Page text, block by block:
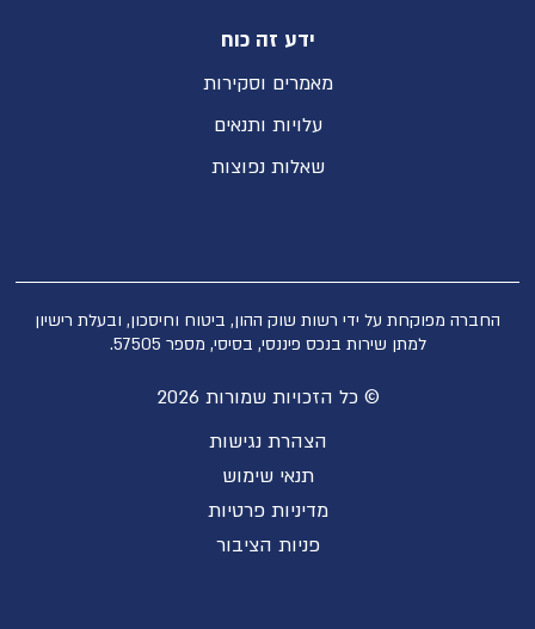
ידע זה כוח
מאמרים וסקירות
עלויות ותנאים
שאלות נפוצות
החברה מפוקחת על ידי רשות שוק ההון, ביטוח וחיסכון, ובעלת רישיון
למתן שירות בנכס פיננסי, בסיסי, מספר 57505.
© כל הזכויות שמורות 2026
הצהרת נגישות
תנאי שימוש
מדיניות פרטיות
פניות הציבור